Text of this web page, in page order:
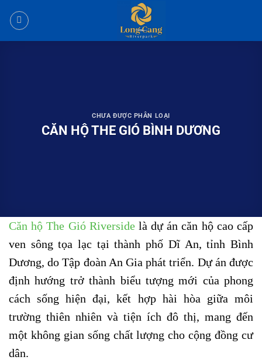
qua
CHƯA ĐƯỢC PHÂN LOẠI
CĂN HỘ THE GIÓ BÌNH DƯƠNG
Căn hộ The Gió Riversidelà dự án căn hộ cao cấp
ven sông tọa lạc tại thành phố Dĩ An, tỉnh Bình
Dương, do Tập đoàn An Gia phát triển. Dự án được
định hướng trở thành biểu tượng mới của phong
cách sống hiện đại, kết hợp hài hòa giữa môi
trường thiên nhiên và tiện ích đô thị, mang đến
một không gian sống chất lượng cho cộng đồng cư
dân.